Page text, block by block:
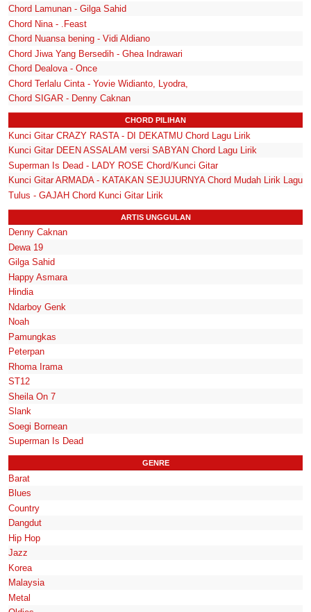
Chord Lamunan - Gilga Sahid
Chord Nina - .Feast
Chord Nuansa bening - Vidi Aldiano
Chord Jiwa Yang Bersedih - Ghea Indrawari
Chord Dealova - Once
Chord Terlalu Cinta - Yovie Widianto, Lyodra,
Chord SIGAR - Denny Caknan
CHORD PILIHAN
Kunci Gitar CRAZY RASTA - DI DEKATMU Chord Lagu Lirik
Kunci Gitar DEEN ASSALAM versi SABYAN Chord Lagu Lirik
Superman Is Dead - LADY ROSE Chord/Kunci Gitar
Kunci Gitar ARMADA - KATAKAN SEJUJURNYA Chord Mudah Lirik Lagu
Tulus - GAJAH Chord Kunci Gitar Lirik
ARTIS UNGGULAN
Denny Caknan
Dewa 19
Gilga Sahid
Happy Asmara
Hindia
Ndarboy Genk
Noah
Pamungkas
Peterpan
Rhoma Irama
ST12
Sheila On 7
Slank
Soegi Bornean
Superman Is Dead
GENRE
Barat
Blues
Country
Dangdut
Hip Hop
Jazz
Korea
Malaysia
Metal